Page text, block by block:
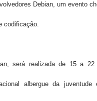
Debian, um evento
codificação.
será realizada de 15 a 22
albergue da juventude